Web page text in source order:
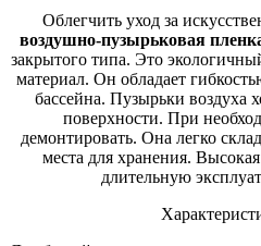
Облегчить уход за
воздушно-пузырьковая
закрытого типа. Это
материал. Он обладает
бассейна. Пузырьки воздуха
поверхности. При
демонтировать. Она легко
места для хранения.
длительную